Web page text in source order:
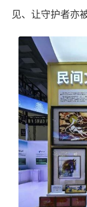
见、让守护者亦